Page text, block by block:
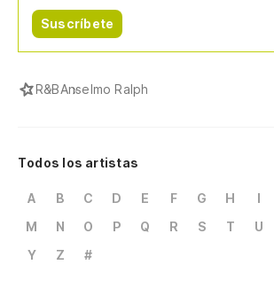
Suscríbete
R&BAnselmo Ralph
Todos los artistas
A B C D E F G H I
M
N O P Q R S T U
Y
Z #